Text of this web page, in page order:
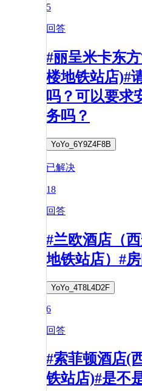
5
回答
#丽呈米卡东
楼地铁站店)#
吗？可以要求
务吗？
YoYo_6Y9Z4F8B
已解决
18
回答
#兰欧酒店（
地铁站店）#
YoYo_4T8L4D2F
6
回答
#索菲顿酒店(
铁站店)#是不